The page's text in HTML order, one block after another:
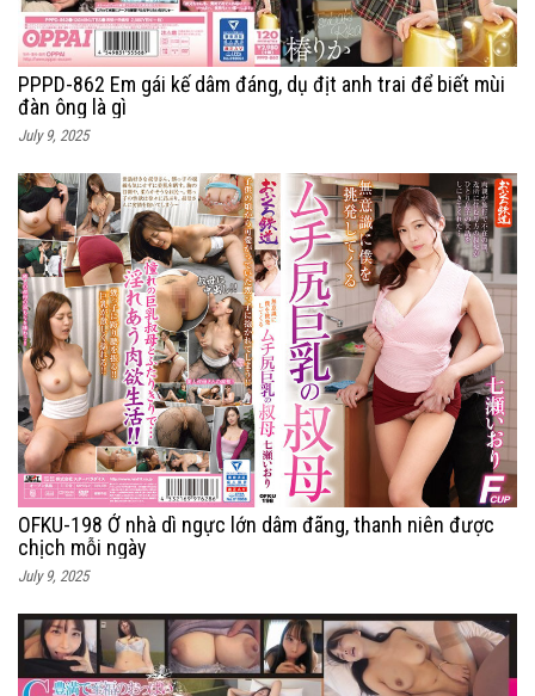
PPPD-862 Em gái kế dâm đáng, dụ địt anh trai để biết mùi
đàn ông là gì
July 9, 2025
OFKU-198 Ở nhà dì ngực lớn dâm đãng, thanh niên được
chịch mỗi ngày
July 9, 2025